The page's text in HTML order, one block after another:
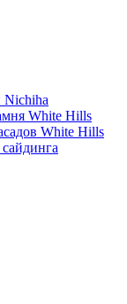
Nichiha
White Hills
White Hills